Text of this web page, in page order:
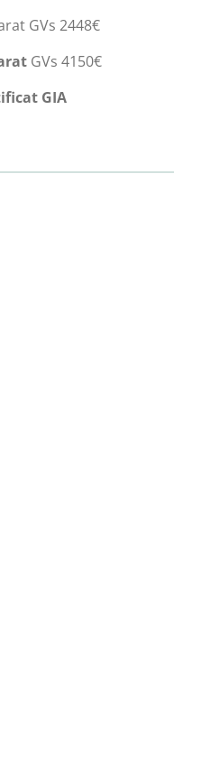
GVs 2448€
GVs 4150€
GIA